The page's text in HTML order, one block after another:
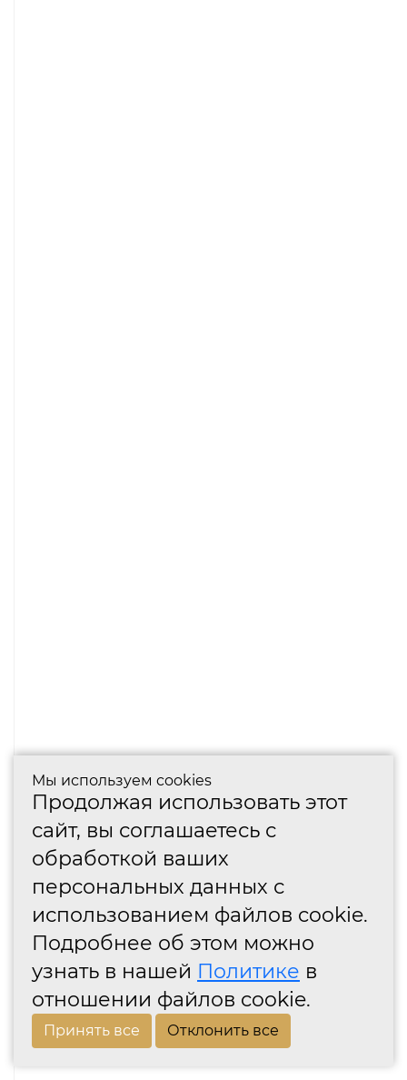
Мы используем cookies
Продолжая использовать этот
сайт, вы соглашаетесь с
обработкой ваших
персональных данных с
использованием файлов cookie.
Подробнее об этом можно
узнать в нашей Политике в
отношении файлов cookie.
Принять все Отклонить все